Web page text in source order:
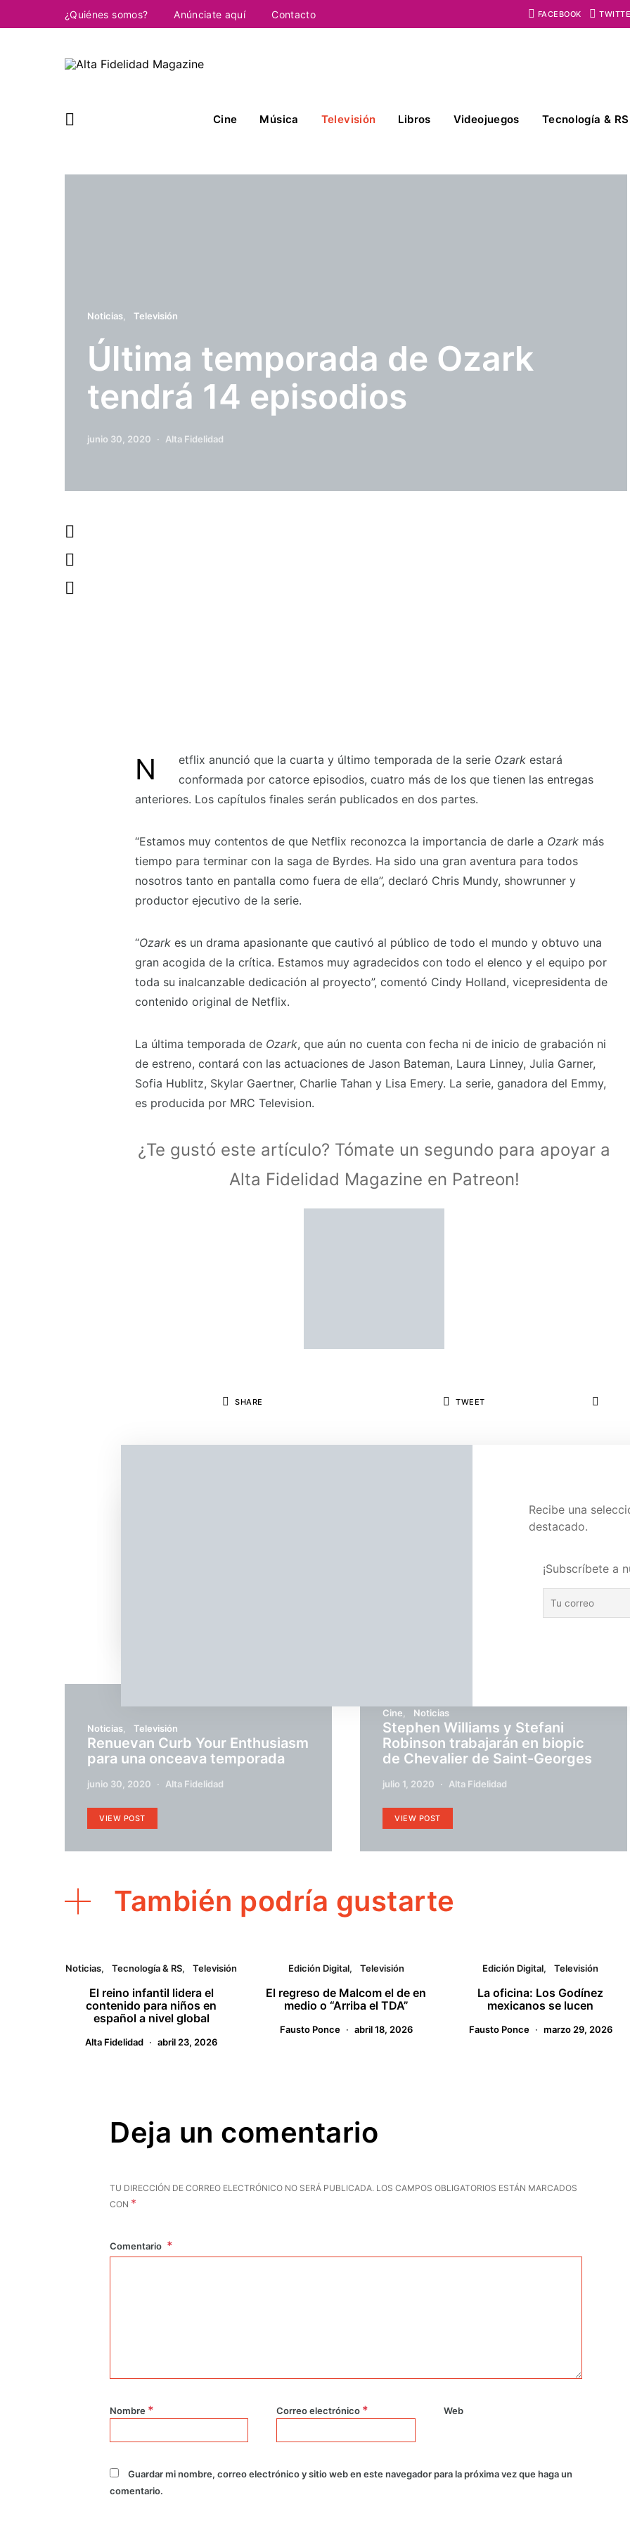
¿Quiénes somos? Anúnciate aquí Contacto FACEBOOK
Cine Música Televisión Libros Videojuegos Tecnología & RS
Noticias Televisión
Última temporada de Ozark
tendrá 14 episodios
junio 30, 2020 Alta Fidelidad
Netflix anunció que la cuarta y último temporada de la serie Ozark estará
conformada por catorce episodios, cuatro más de los que tienen las entregas
anteriores. Los capítulos finales serán publicados en dos partes.
“Estamos muy contentos de que Netflix reconozca la importancia de darle a Ozark más
tiempo para terminar con la saga de Byrdes. Ha sido una gran aventura para todos
nosotros tanto en pantalla como fuera de ella”, declaró Chris Mundy, showrunner y
productor ejecutivo de la serie.
“Ozark es un drama apasionante que cautivó al público de todo el mundo y obtuvo una
gran acogida de la crítica. Estamos muy agradecidos con todo el elenco y el equipo por
toda su inalcanzable dedicación al proyecto”, comentó Cindy Holland, vicepresidenta de
contenido original de Netflix.
La última temporada de Ozark, que aún no cuenta con fecha ni de inicio de grabación ni
de estreno, contará con las actuaciones de Jason Bateman, Laura Linney, Julia Garner,
Sofia Hublitz, Skylar Gaertner, Charlie Tahan y Lisa Emery. La serie, ganadora del Emmy,
es producida por MRC Television.
¿Te gustó este artículo? Tómate un segundo para apoyar a
Alta Fidelidad Magazine en Patreon!
SHARE TWEET
Noticias Televisión
Renuevan Curb Your Enthusiasm
para una onceava temporada
junio 30, 2020 Alta Fidelidad
VIEW POST
Cine Noticias
Stephen Williams y Stefani
Robinson trabajarán en biopic
de Chevalier de Saint-Georges
julio 1, 2020 Alta Fidelidad
VIEW POST
También podría gustarte
Noticias Tecnología & RS Televisión
El reino infantil lidera el
contenido para niños en
español a nivel global
Alta Fidelidad abril 23, 2026
Edición Digital Televisión
El regreso de Malcom el de en
medio o “Arriba el TDA”
Fausto Ponce abril 18, 2026
Edición Digital Televisión
La oficina: Los Godínez
mexicanos se lucen
Fausto Ponce marzo 29, 2026
Deja un comentario
TU DIRECCIÓN DE CORREO ELECTRÓNICO NO SERÁ PUBLICADA. LOS CAMPOS OBLIGATORIOS ESTÁN MARCADOS
CON *
Comentario
Nombre * Correo electrónico * Web
Guardar mi nombre, correo electrónico y sitio web en este navegador para la próxima vez que haga un
comentario.
Visita nuestra
las formas en
Recibe una
destacado.
¡Subscríbete a